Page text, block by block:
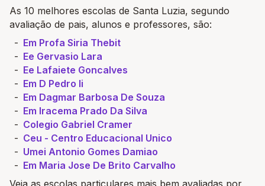
As 10 melhores escolas de Santa Luzia, segundo
avaliação de pais, alunos e professores, são:
Em Profa Siria Thebit
Ee Gervasio Lara
Ee Lafaiete Goncalves
Em D Pedro Ii
Em Dagmar Barbosa De Souza
Em Iracema Prado Da Silva
Colegio Gabriel Cramer
Ceu - Centro Educacional Unico
Umei Antonio Gomes Damiao
Em Maria Jose De Brito Carvalho
Veja as escolas particulares mais bem avaliadas por